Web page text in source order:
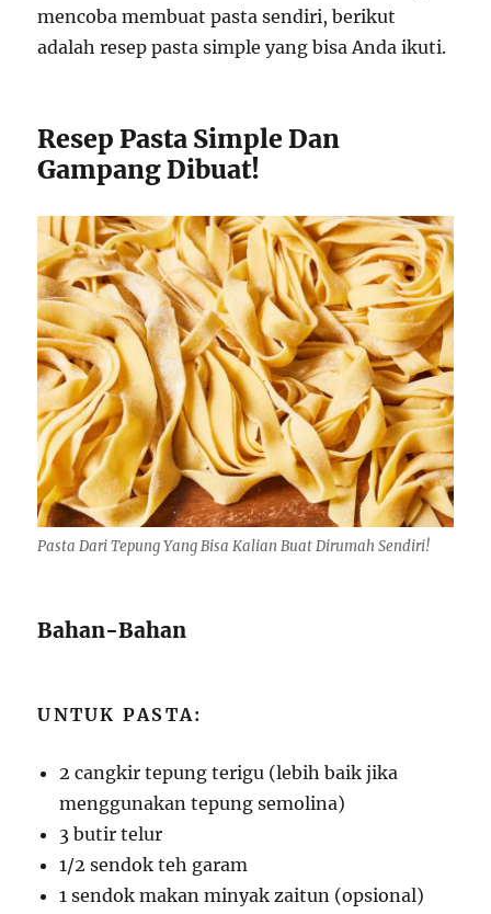
mencoba membuat pasta sendiri, berikut
adalah resep pasta simple yang bisa Anda ikuti.
Resep Pasta Simple Dan
Gampang Dibuat!
Pasta Dari Tepung Yang Bisa Kalian Buat Dirumah Sendiri!
Bahan-Bahan
UNTUK PASTA:
2 cangkir tepung terigu (lebih baik jika
menggunakan tepung semolina)
3 butir telur
1/2 sendok teh garam
1 sendok makan minyak zaitun (opsional)